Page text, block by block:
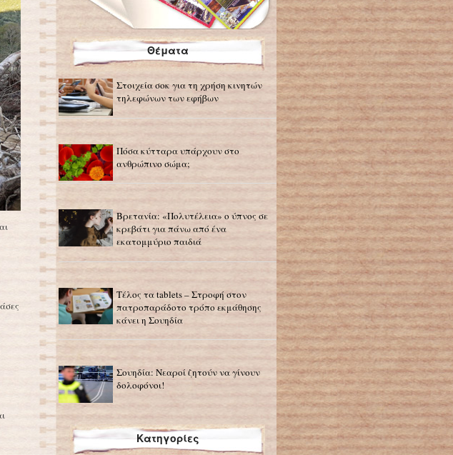
Θέματα
Στοιχεία σοκ για τη χρήση κινητών
τηλεφώνων των εφήβων
Πόσα κύτταρα υπάρχουν στο
ανθρώπινο σώμα;
Βρετανία: «Πολυτέλεια» ο ύπνος σε
κρεβάτι για πάνω από ένα
εκατομμύριο παιδιά
Τέλος τα tablets – Στροφή στον
πατροπαράδοτο τρόπο εκμάθησης
κάνει η Σουηδία
Σουηδία: Νεαροί ζητούν να γίνουν
δολοφόνοι!
Κατηγορίες